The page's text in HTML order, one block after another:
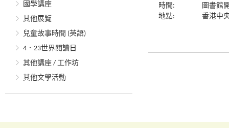
國學講座
其他展覽
兒童故事時間 (英語)
4．23世界閱讀日
其他講座 / 工作坊
其他文學活動
時間:
圖書館
地點:
香港中